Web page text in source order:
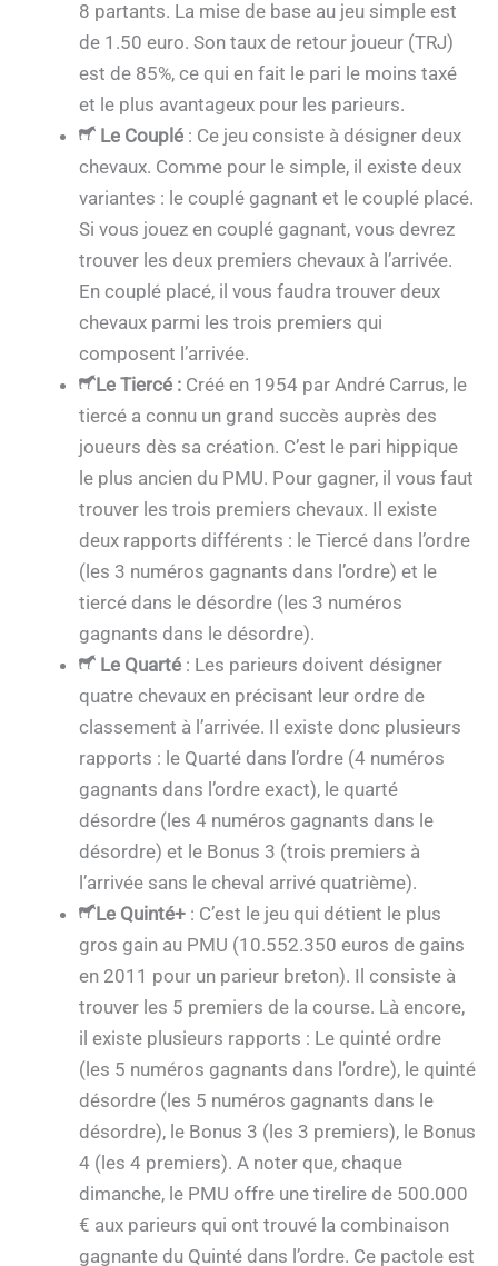
8 partants. La mise de base au jeu simple est
de 1.50 euro. Son taux de retour joueur (TRJ)
est de 85%, ce qui en fait le pari le moins taxé
et le plus avantageux pour les parieurs.
Le Couplé : Ce jeu consiste à désigner deux
chevaux. Comme pour le simple, il existe deux
variantes : le couplé gagnant et le couplé placé.
Si vous jouez en couplé gagnant, vous devrez
trouver les deux premiers chevaux à l’arrivée.
En couplé placé, il vous faudra trouver deux
chevaux parmi les trois premiers qui
composent l’arrivée.
Le Tiercé : Créé en 1954 par André Carrus, le
tiercé a connu un grand succès auprès des
joueurs dès sa création. C’est le pari hippique
le plus ancien du PMU. Pour gagner, il vous faut
trouver les trois premiers chevaux. Il existe
deux rapports différents : le Tiercé dans l’ordre
(les 3 numéros gagnants dans l’ordre) et le
tiercé dans le désordre (les 3 numéros
gagnants dans le désordre).
Le Quarté : Les parieurs doivent désigner
quatre chevaux en précisant leur ordre de
classement à l’arrivée. Il existe donc plusieurs
rapports : le Quarté dans l’ordre (4 numéros
gagnants dans l’ordre exact), le quarté
désordre (les 4 numéros gagnants dans le
désordre) et le Bonus 3 (trois premiers à
l’arrivée sans le cheval arrivé quatrième).
Le Quinté+ : C’est le jeu qui détient le plus
gros gain au PMU (10.552.350 euros de gains
en 2011 pour un parieur breton). Il consiste à
trouver les 5 premiers de la course. Là encore,
il existe plusieurs rapports : Le quinté ordre
(les 5 numéros gagnants dans l’ordre), le quinté
désordre (les 5 numéros gagnants dans le
désordre), le Bonus 3 (les 3 premiers), le Bonus
4 (les 4 premiers). A noter que, chaque
dimanche, le PMU offre une tirelire de 500.000
€ aux parieurs qui ont trouvé la combinaison
gagnante du Quinté dans l’ordre. Ce pactole est